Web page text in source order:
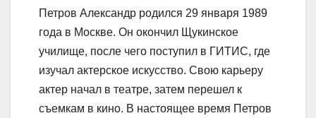
Петров Александр родился 29 января 1989
года в Москве. Он окончил Щукинское
училище, после чего поступил в ГИТИС, где
изучал актерское искусство. Свою карьеру
актер начал в театре, затем перешел к
съемкам в кино. В настоящее время Петров